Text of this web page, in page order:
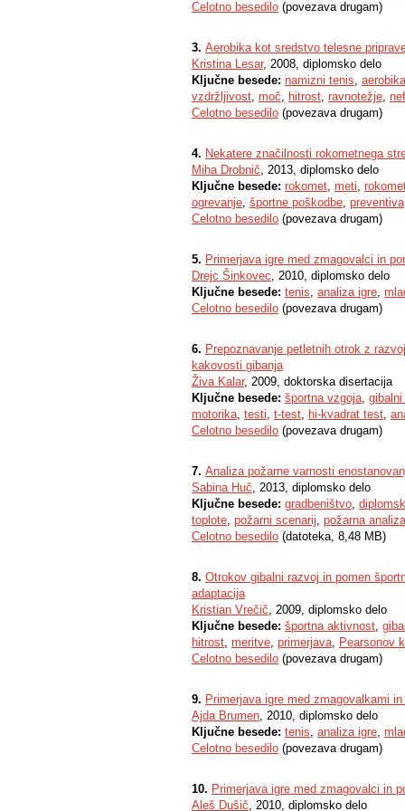
Celotno besedilo (povezava drugam)
3. Aerobika kot sredstvo telesne
Kristina Lesar, 2008, diplomsko delo
Ključne besede: namizni tenis, aerobika
vzdržljivost, moč, hitrost, ravnotežje,
Celotno besedilo (povezava drugam)
4. Nekatere značilnosti rokometnega
Miha Drobnič, 2013, diplomsko delo
Ključne besede: rokomet, meti,
ogrevanje, športne poškodbe, preventiva
Celotno besedilo (povezava drugam)
5. Primerjava igre med zmagovalci in
Drejc Šinkovec, 2010, diplomsko delo
Ključne besede: tenis, analiza igre,
Celotno besedilo (povezava drugam)
6. Prepoznavanje petletnih otrok z
kakovosti gibanja
Živa Kalar, 2009, doktorska disertacija
Ključne besede: športna vzgoja,
motorika, testi, t-test, hi-kvadrat test,
Celotno besedilo (povezava drugam)
7. Analiza požarne varnosti
Sabina Huč, 2013, diplomsko delo
Ključne besede: gradbeništvo,
toplote, požarni scenarij, požarna analiza
Celotno besedilo (datoteka, 8,48 MB)
8. Otrokov gibalni razvoj in pomen
adaptacija
Kristian Vrečič, 2009, diplomsko delo
Ključne besede: športna aktivnost,
hitrost, meritve, primerjava, Pearsonov
Celotno besedilo (povezava drugam)
9. Primerjava igre med zmagovalkami
Ajda Brumen, 2010, diplomsko delo
Ključne besede: tenis, analiza igre,
Celotno besedilo (povezava drugam)
10. Primerjava igre med zmagovalci in
Aleš Dušič, 2010, diplomsko delo